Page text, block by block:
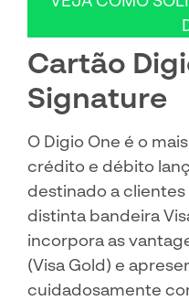
Cartão
Signature
O Digio One é o
crédito e débito
destinado a
distinta bandeira
incorpora as
(Visa Gold) e
cuidadosamente